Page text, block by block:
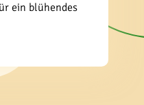
ein blühendes